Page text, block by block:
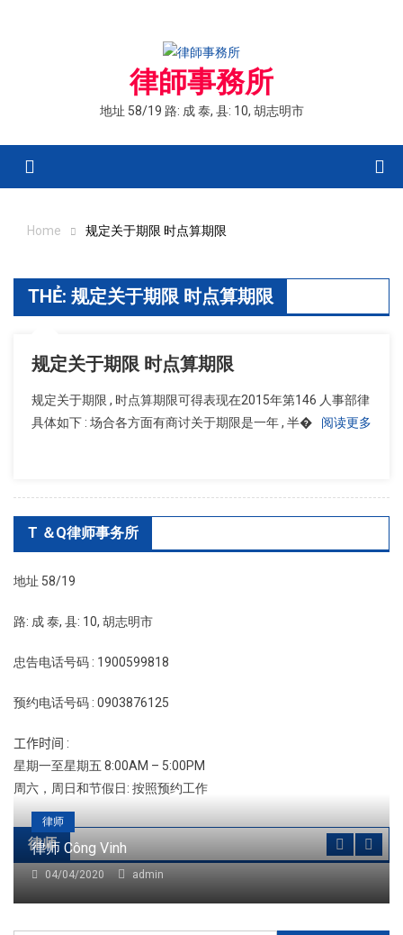
律師事務所
地址 58/19 路: 成 泰, 县: 10, 胡志明市
Home 规定关于期限 时点算期限
THẺ: 规定关于期限 时点算期限
规定关于期限 时点算期限
规定关于期限 , 时点算期限可得表现在2015年第146 人事部律
具体如下 : 场合各方面有商讨关于期限是一年 , 半�
阅读更多
T ＆Q律师事务所
地址 58/19
路: 成 泰, 县: 10, 胡志明市
忠告电话号码 : 1900599818
预约电话号码 : 0903876125
工作时间 :
星期一至星期五 8:00AM – 5:00PM
周六，周日和节假日: 按照预约工作
律师
律师
律师 Công Vinh
04/04/2020 admin